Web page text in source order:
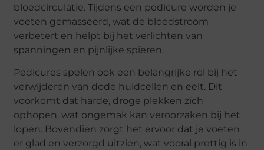
bloedcirculatie. Tijdens een pedicure worden je
voeten gemasseerd, wat de bloedstroom
verbetert en helpt bij het verlichten van
spanningen en pijnlijke spieren.
Pedicures spelen ook een belangrijke rol bij het
verwijderen van dode huidcellen en eelt. Dit
voorkomt dat harde, droge plekken zich
ophopen, wat ongemak kan veroorzaken bij het
lopen. Bovendien zorgt het ervoor dat je voeten
er glad en verzorgd uitzien, wat vooral prettig is in